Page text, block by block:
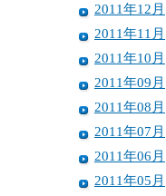
2011年12月
2011年11月
2011年10月
2011年09月
2011年08月
2011年07月
2011年06月
2011年05月